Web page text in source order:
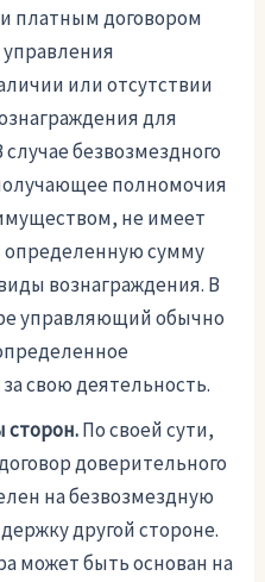
платным договором
или отсутствии
для
безвозмездного
полномочия
не имеет
определенную сумму
вознаграждения. В
управляющий обычно
свою деятельность.
сторон.По своей сути,
доверительного
на безвозмездную
другой стороне.
может быть основан на